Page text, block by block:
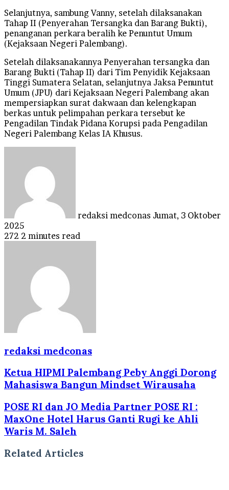
Selanjutnya, sambung Vanny, setelah dilaksanakan
Tahap II (Penyerahan Tersangka dan Barang Bukti),
penanganan perkara beralih ke Penuntut Umum
(Kejaksaan Negeri Palembang).
Setelah dilaksanakannya Penyerahan tersangka dan
Barang Bukti (Tahap II) dari Tim Penyidik Kejaksaan
Tinggi Sumatera Selatan, selanjutnya Jaksa Penuntut
Umum (JPU) dari Kejaksaan Negeri Palembang akan
mempersiapkan surat dakwaan dan kelengkapan
berkas untuk pelimpahan perkara tersebut ke
Pengadilan Tindak Pidana Korupsi pada Pengadilan
Negeri Palembang Kelas IA Khusus.
redaksi medconas Jumat, 3 Oktober
2025
272 2 minutes read
redaksi medconas
Ketua HIPMI Palembang Peby Anggi Dorong
Mahasiswa Bangun Mindset Wirausaha
POSE RI dan JO Media Partner POSE RI :
MaxOne Hotel Harus Ganti Rugi ke Ahli
Waris M. Saleh
Related Articles